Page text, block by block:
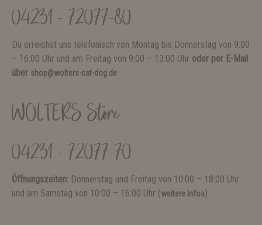
04231 - 72077-80
Du erreichst uns telefonisch von Montag bis Donnerstag von 9:00
– 16:00 Uhr und am Freitag von 9:00 – 13:00 Uhr oder per E-Mail
über shop@wolters-cat-dog.de
WOLTERS Store
04231 - 72077-70
Öffnungszeiten: Donnerstag und Freitag von 10:00 – 18:00 Uhr
und am Samstag von 10:00 – 16:00 Uhr (weitere Infos)